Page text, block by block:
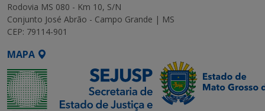
Rodovia MS 080 - Km 10, S/N
Conjunto José Abrão - Campo Grande | MS
CEP: 79114-901
MAPA